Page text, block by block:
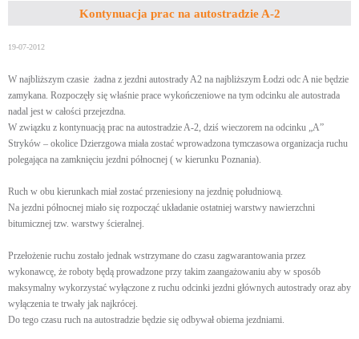
Kontynuacja prac na autostradzie A-2
19-07-2012
W najbliższym czasie żadna z jezdni autostrady A2 na najbliższym Łodzi odc A nie będzie
zamykana. Rozpoczęły się właśnie prace wykończeniowe na tym odcinku ale autostrada
nadal jest w całości przejezdna.
W związku z kontynuacją prac na autostradzie A-2, dziś wieczorem na odcinku „A”
Stryków – okolice Dzierzgowa miała zostać wprowadzona tymczasowa organizacja ruchu
polegająca na zamknięciu jezdni północnej ( w kierunku Poznania).
Ruch w obu kierunkach miał zostać przeniesiony na jezdnię południową.
Na jezdni północnej miało się rozpocząć układanie ostatniej warstwy nawierzchni
bitumicznej tzw. warstwy ścieralnej.
Przełożenie ruchu zostało jednak wstrzymane do czasu zagwarantowania przez
wykonawcę, że roboty będą prowadzone przy takim zaangażowaniu aby w sposób
maksymalny wykorzystać wyłączone z ruchu odcinki jezdni głównych autostrady oraz aby
wyłączenia te trwały jak najkrócej.
Do tego czasu ruch na autostradzie będzie się odbywał obiema jezdniami.